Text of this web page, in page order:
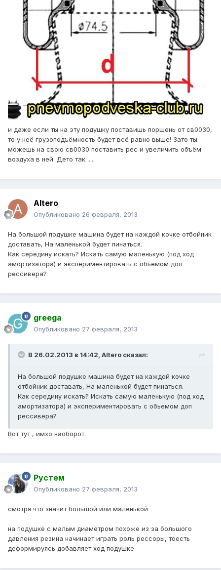
и даже если ты на эту подушку поставишь поршень от св0030,
то у неё грузоподъёмность будет всё равно выше! Зато ты
можешь на свою св0030 поставить рес и увеличить объём
воздуха в ней. Дето так .....
Altero
Опубликовано 26 февраля, 2013
На большой подушке машина будет на каждой кочке отбойник
доставать, На маленькой будет пинаться.
Как середину искать? Искать самую маленькую (под ход
амортизатора) и экспериментировать с обьемом доп
рессивера?
greega
Опубликовано 27 февраля, 2013
В 26.02.2013 в 14:42, Altero сказал:
На большой подушке машина будет на каждой кочке
отбойник доставать, На маленькой будет пинаться.
Как середину искать? Искать самую маленькую (под ход
амортизатора) и экспериментировать с обьемом доп
рессивера?
Вот тут , имхо наоборот.
Рустем
Опубликовано 27 февраля, 2013
смотря что значит большой или маленькой
на подушке с малым диаметром похоже из за большого
давления резина начинает играть роль рессоры, тоесть
деформируясь добавляет ход подушке